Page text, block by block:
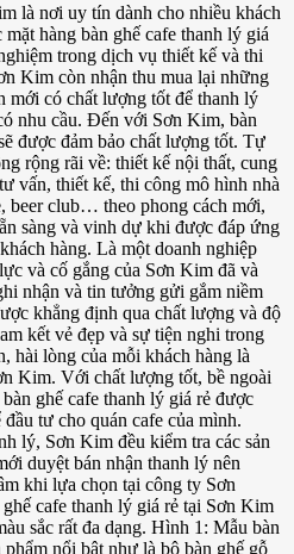
là nơi uy tín dành cho nhiều khách
hàng bàn ghế cafe thanh lý giá
trong dịch vụ thiết kế và thi
Kim còn nhận thu mua lại những
mới có chất lượng tốt để thanh lý
nhu cầu. Đến với Sơn Kim, bàn
được đảm bảo chất lượng tốt. Tự
rộng rãi về: thiết kế nội thất, cung
vấn, thiết kế, thi công mô hình nhà
beer club… theo phong cách mới,
sàng và vinh dự khi được đáp ứng
hàng. Là một doanh nghiệp
và cố gắng của Sơn Kim đã và
nhận và tin tưởng gửi gắm niềm
khẳng định qua chất lượng và độ
kết vẻ đẹp và sự tiện nghi trong
hài lòng của mỗi khách hàng là
Kim. Với chất lượng tốt, bề ngoài
ghế cafe thanh lý giá rẻ được
tư cho quán cafe của mình.
lý, Sơn Kim đều kiểm tra các sản
duyệt bán nhận thanh lý nên
khi lựa chọn tại công ty Sơn
cafe thanh lý giá rẻ tại Sơn Kim
sắc rất đa dạng. Hình 1: Mẫu bàn
phẩm nổi bật như là bộ bàn ghế gỗ